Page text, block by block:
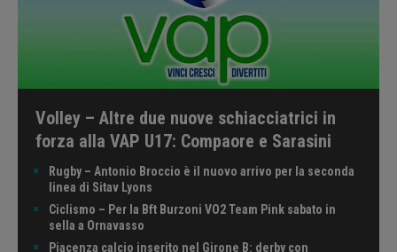
Volley – Altre due nuove schiacciatrici in
forza alla VAP U17: Compaore e Sarasini
Rugby – Antonio Broccio è il nuovo arrivo per la seconda
linea di Sitav Lyons
Ciclismo – Per la Bft Burzoni VO2 Team Pink sabato in
sella a Ornavasso
Piacenza calcio inserito nel Girone B: derby con